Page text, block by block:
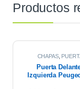
Productos
CHAPAS,
Puerta
Izquierda